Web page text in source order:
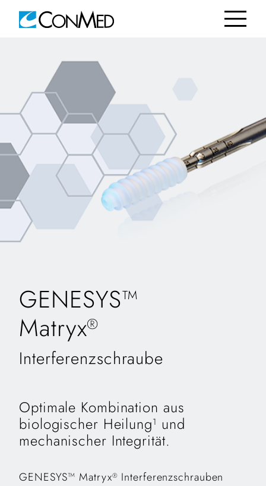
GENESYS™
Matryx®
Interferenzschraube
Optimale Kombination aus
biologischer Heilung1 und
mechanischer Integrität.
GENESYS™ Matryx® Interferenzschrauben